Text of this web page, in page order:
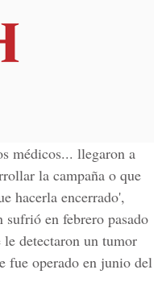
médicos... llegaron a
la campaña o que
hacerla encerrado',
en febrero pasado
detectaron un tumor
fue operado en junio del